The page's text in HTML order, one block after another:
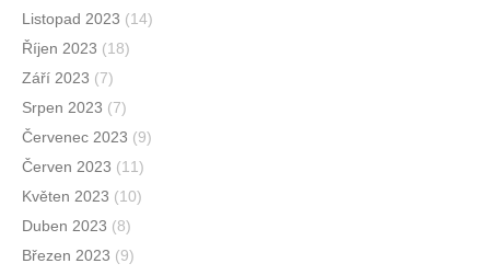
Listopad 2023 (14)
Říjen 2023 (18)
Září 2023 (7)
Srpen 2023 (7)
Červenec 2023 (9)
Červen 2023 (11)
Květen 2023 (10)
Duben 2023 (8)
Březen 2023 (9)